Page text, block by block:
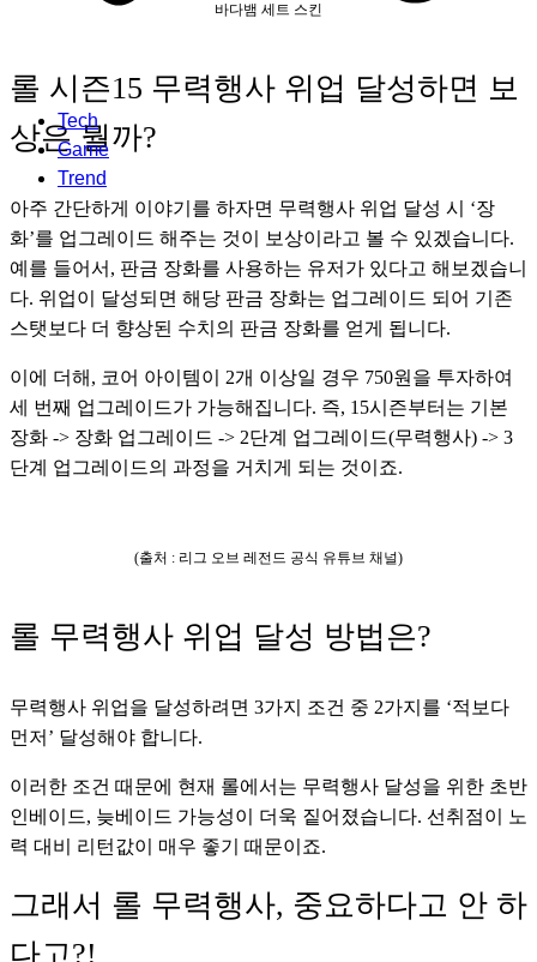
Tech
Game
Trend
바다뱀 세트 스킨
롤 시즌15 무력행사 위업 달성하면 보
상은 뭘까?
아주 간단하게 이야기를 하자면 무력행사 위업 달성 시 ‘장
화’를 업그레이드 해주는 것이 보상이라고 볼 수 있겠습니다.
예를 들어서, 판금 장화를 사용하는 유저가 있다고 해보겠습니
다. 위업이 달성되면 해당 판금 장화는 업그레이드 되어 기존
스탯보다 더 향상된 수치의 판금 장화를 얻게 됩니다.
이에 더해, 코어 아이템이 2개 이상일 경우 750원을 투자하여
세 번째 업그레이드가 가능해집니다. 즉, 15시즌부터는 기본
장화 -> 장화 업그레이드 -> 2단계 업그레이드(무력행사) -> 3
단계 업그레이드의 과정을 거치게 되는 것이죠.
(출처 : 리그 오브 레전드 공식 유튜브 채널)
롤 무력행사 위업 달성 방법은?
무력행사 위업을 달성하려면 3가지 조건 중 2가지를 ‘적보다
먼저’ 달성해야 합니다.
이러한 조건 때문에 현재 롤에서는 무력행사 달성을 위한 초반
인베이드, 늦베이드 가능성이 더욱 짙어졌습니다. 선취점이 노
력 대비 리턴값이 매우 좋기 때문이죠.
그래서 롤 무력행사, 중요하다고 안 하
다고?!